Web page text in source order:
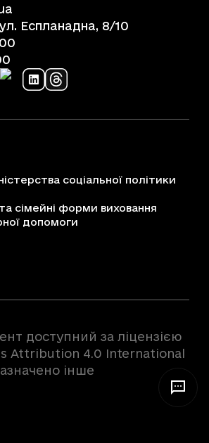
Еспланадна, 8/10
соціальної політики
сімейні форми виховання
допомоги
доступний за ліцензією
Attribution 4.0 International
інше